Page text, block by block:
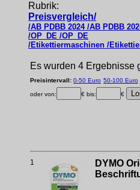
Rubrik:
Preisvergleich/
/AB PDBB 2024 /AB PDBB
/OP_DE /OP_DE
/Etikettiermaschinen /
Es wurden 4 Ergebnisse
Preisintervall: 0-50 Euro 50-100 Euro
oder von: € bis: €
1
DYMO